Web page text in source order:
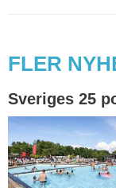
FLER
Sveriges 25